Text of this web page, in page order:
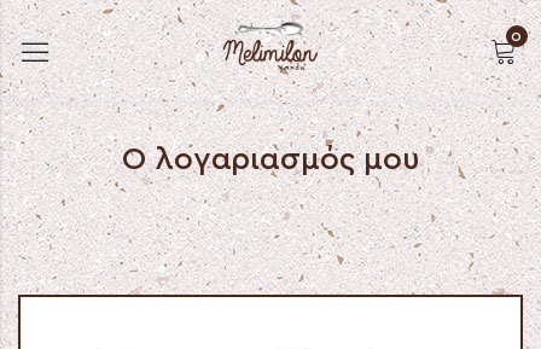
0
Ο λογαριασμός μου